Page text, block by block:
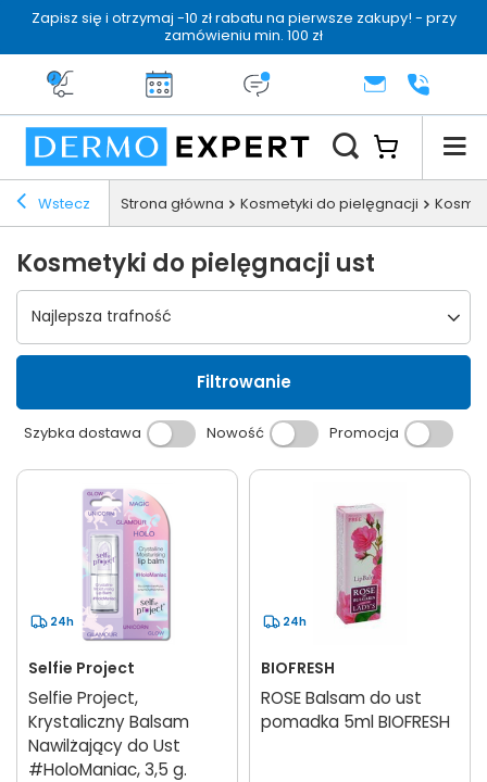
Zapisz się i otrzymaj -10 zł rabatu na pierwsze zakupy! - przy
zamówieniu min. 100 zł
Darmowa dostawa od 199 zł
14 dni na zwrotDermo konsultacjaKONTAKT+48 222
Wstecz Strona główna Kosmetyki do pielęgnacji
Kosmetyki do pielęgnacji ust
Wybierz sortowanie
Najlepsza trafność
Filtrowanie
Szybka dostawa Nowość Promocja
24h
Selfie Project
Selfie Project,
Krystaliczny Balsam
Nawilżający do Ust
#HoloManiac, 3,5 g.
24h
BIOFRESH
ROSE Balsam do ust
pomadka 5ml BIOFRESH